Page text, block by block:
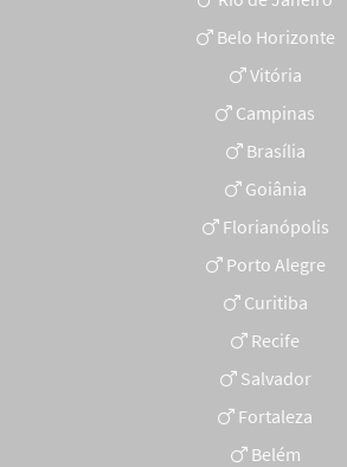
Belo Horizonte
Vitória
Campinas
Brasília
Goiânia
Florianópolis
Porto Alegre
Curitiba
Recife
Salvador
Fortaleza
Belém